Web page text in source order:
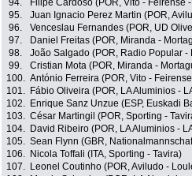
94.
Filipe Cardoso (POR, Vito - Feirense
95.
Juan Ignacio Perez Martin (POR,
96.
Venceslau Fernandes (POR, UD
97.
Daniel Freitas (POR, Miranda -
98.
João Salgado (POR, Radio Popular -
99.
Cristian Mota (POR, Miranda -
100. António Ferreira (POR, Vito -
101.
Fábio Oliveira (POR, LA Aluminios -
102.
Enrique Sanz Unzue (ESP, Euskadi
103. César Martingil (POR, Sporting -
104.
David Ribeiro (POR, LA Aluminios -
105. Sean Flynn (GBR,
106.
Nicola Toffali (ITA, Sporting - Tavira)
107.
Leonel Coutinho (POR, Aviludo -